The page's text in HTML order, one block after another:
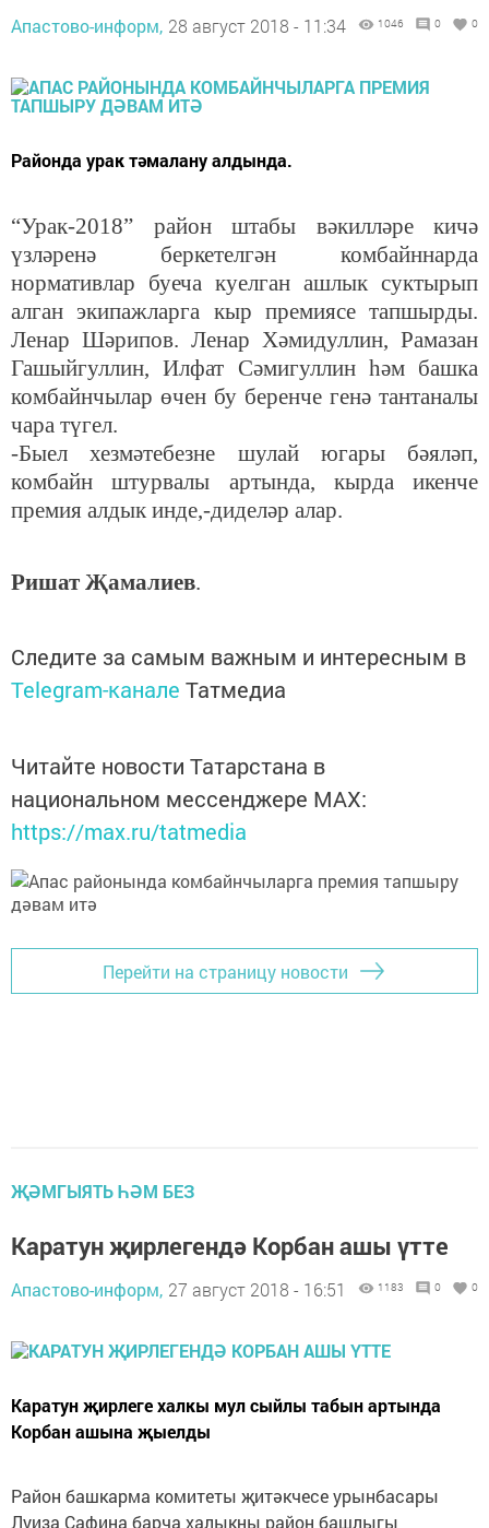
Апастово-информ, 28 август 2018 - 11:34 1046 0 0
Районда урак тәмалану алдында.
“Урак-2018” район штабы вәкилләре кичә
үзләренә беркетелгән комбайннарда
нормативлар буеча куелган ашлык суктырып
алган экипажларга кыр премиясе тапшырды.
Ленар Шәрипов. Ленар Хәмидуллин, Рамазан
Гашыйгуллин, Илфат Сәмигуллин һәм башка
комбайнчылар өчен бу беренче генә тантаналы
чара түгел.
-Быел хезмәтебезне шулай югары бәяләп,
комбайн штурвалы артында, кырда икенче
премия алдык инде,-диделәр алар.
Ришат Җамалиев.
Следите за самым важным и интересным в
Telegram-канале Татмедиа
Читайте новости Татарстана в
национальном мессенджере MАХ:
https://max.ru/tatmedia
Перейти на страницу новости
ҖӘМГЫЯТЬ ҺӘМ БЕЗ
Каратун җирлегендә Корбан ашы үтте
Апастово-информ, 27 август 2018 - 16:51 1183 0 0
Каратун җирлеге халкы мул сыйлы табын артында
Корбан ашына җыелды
Район башкарма комитеты җитәкчесе урынбасары
Луиза Сафина барча халыкны район башлыгы